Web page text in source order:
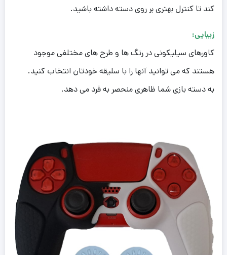
کند تا کنترل بهتری بر روی دسته داشته باشید.
زیبایی:
کاورهای سیلیکونی در رنگ ها و طرح های مختلفی موجود
هستند که می توانید آنها را با سلیقه خودتان انتخاب کنید.
به دسته بازی شما ظاهری منحصر به فرد می دهد.